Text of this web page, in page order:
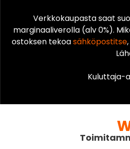
Verkkokaupasta saat
marginaaliverolla (alv 0%).
ostoksen tekoasähköpostitse
Kuluttaja-